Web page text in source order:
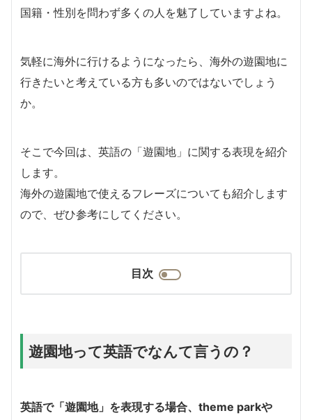
国籍・性別を問わず多くの人を魅了していますよね。
気軽に海外に行けるようになったら、海外の遊園地に
行きたいと考えている方も多いのではないでしょう
か。
そこで今回は、英語の「遊園地」に関する表現を紹介
します。
海外の遊園地で使えるフレーズについても紹介します
ので、ぜひ参考にしてください。
目次
遊園地って英語でなんて言うの？
英語で「遊園地」を表現する場合、theme parkや